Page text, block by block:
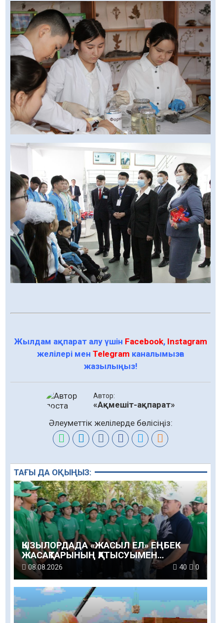
Жылдам ақпарат алу үшін Facebook, Instagram
желілері мен Telegram каналымызға
жазылыңыз!
Автор:
«Ақмешіт-ақпарат»
Әлеуметтік желілерде бөлісіңіз:
ТАҒЫ ДА ОҚЫҢЫЗ:
ҚЫЗЫЛОРДАДА «ЖАСЫЛ ЕЛ» ЕҢБЕК
ЖАСАҚТАРЫНЫҢ ҚАТЫСУЫМЕН
ЭКОЛОГИЯЛЫҚ СЕНБІЛІК ӨТТІ
08.08.2026 40 0